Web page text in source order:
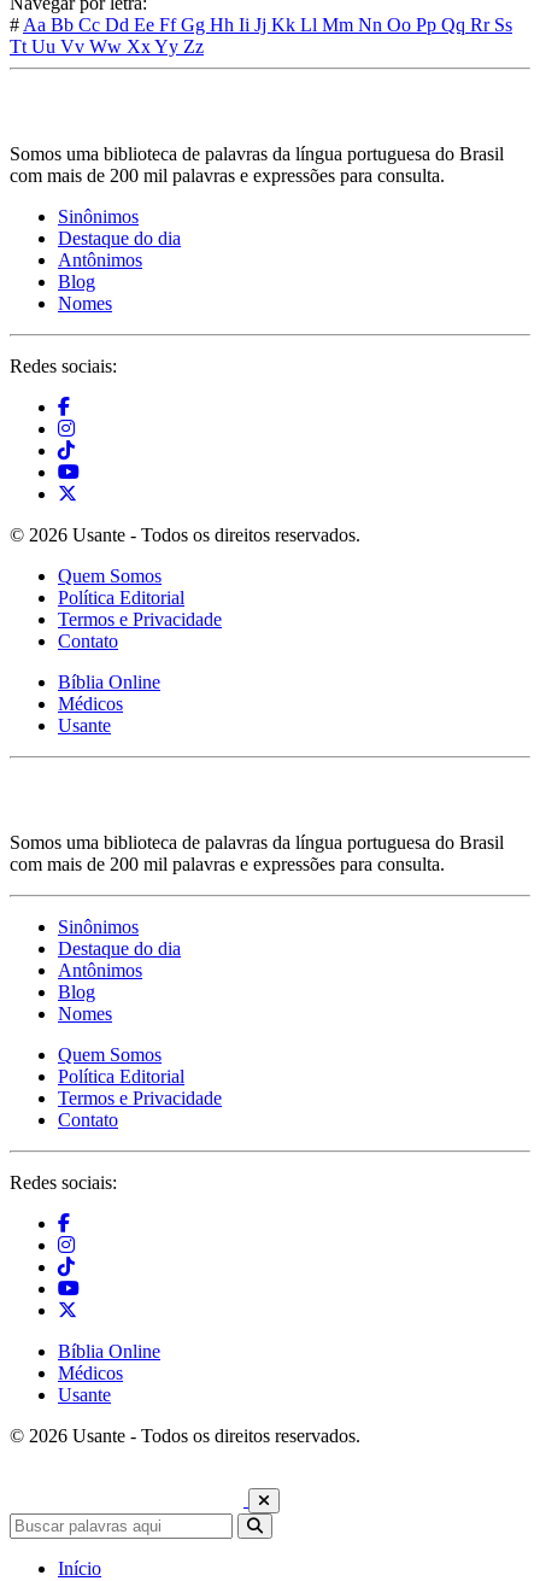
#Aa Bb Cc Dd Ee FfGg Hh Ii Jj Kk Ll Mm Nn Oo Pp Qq Rr Ss
TtUu Vv Ww XxYy Zz
Somos uma biblioteca de palavras da língua portuguesa do Brasil
com mais de 200 mil palavras e expressões para consulta.
Sinônimos
Destaque do dia
Antônimos
Blog
Nomes
Redes sociais:
© 2026 Usante - Todos os direitos reservados.
Quem Somos
Política Editorial
Termos e Privacidade
Contato
Bíblia Online
Médicos
Usante
Somos uma biblioteca de palavras da língua portuguesa do Brasil
com mais de 200 mil palavras e expressões para consulta.
Sinônimos
Destaque do dia
Antônimos
Blog
Nomes
Quem Somos
Política Editorial
Termos e Privacidade
Contato
Redes sociais:
Bíblia Online
Médicos
Usante
© 2026 Usante - Todos os direitos reservados.
Início